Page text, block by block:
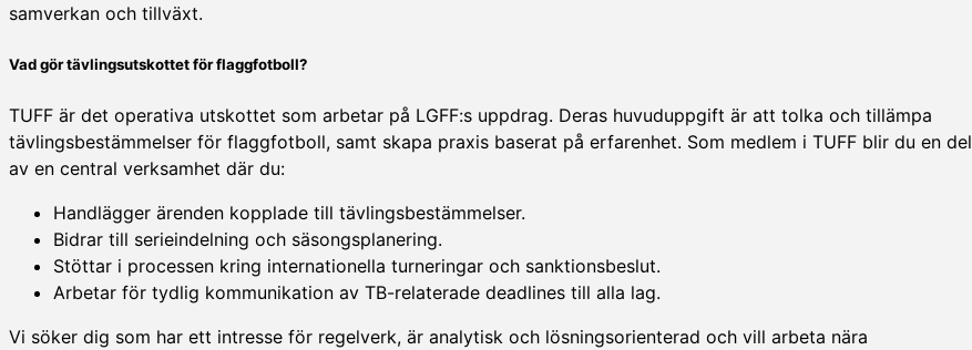
samverkan och tillväxt.
Vad gör tävlingsutskottet för flaggfotboll?
TUFF är det operativa utskottet som arbetar på LGFF:s uppdrag. Deras huvuduppgift är att tolka och tillämpa
tävlingsbestämmelser för flaggfotboll, samt skapa praxis baserat på erfarenhet. Som medlem i TUFF blir du en del
av en central verksamhet där du:
Handlägger ärenden kopplade till tävlingsbestämmelser.
Bidrar till serieindelning och säsongsplanering.
Stöttar i processen kring internationella turneringar och sanktionsbeslut.
Arbetar för tydlig kommunikation av TB-relaterade deadlines till alla lag.
Vi söker dig som har ett intresse för regelverk, är analytisk och lösningsorienterad och vill arbeta nära